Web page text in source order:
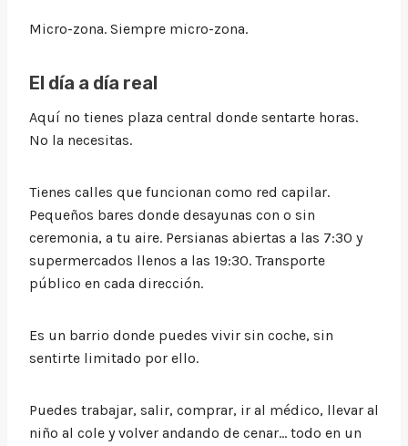
Micro-zona. Siempre micro-zona.
El día a día real
Aquí no tienes plaza central donde sentarte horas.
No la necesitas.
Tienes calles que funcionan como red capilar.
Pequeños bares donde desayunas con o sin
ceremonia, a tu aire. Persianas abiertas a las 7:30 y
supermercados llenos a las 19:30. Transporte
público en cada dirección.
Es un barrio donde puedes vivir sin coche, sin
sentirte limitado por ello.
Puedes trabajar, salir, comprar, ir al médico, llevar al
niño al cole y volver andando de cenar… todo en un